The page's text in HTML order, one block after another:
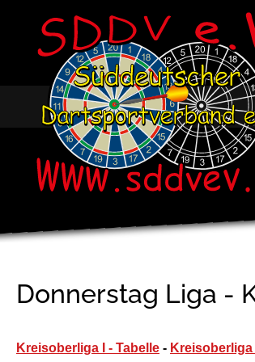
Donnerstag Liga -
Kreisoberliga I - Tabelle -